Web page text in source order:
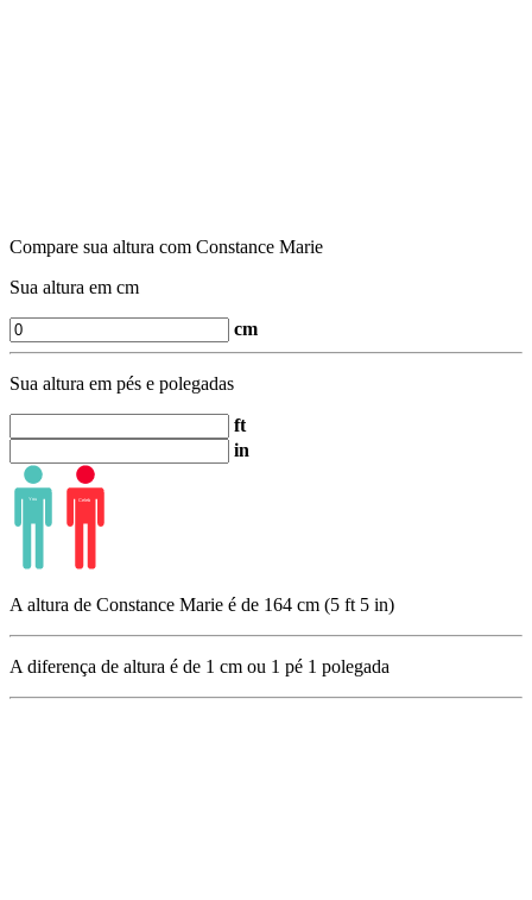
Compare sua altura com Constance Marie
Sua altura em cm
cm
Sua altura em pés e polegadas
ft
in
A altura de Constance Marie é de 164 cm (5 ft 5 in)
A diferença de altura é de 1 cm ou 1 pé 1 polegada